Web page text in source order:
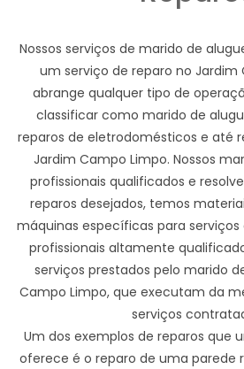
Nossos serviços de marido de
um serviço de reparo no Jardim
abrange qualquer tipo de
classificar como marido de
reparos de eletrodomésticos e até
Jardim Campo Limpo. Nossos
profissionais qualificados e
reparos desejados, temos
máquinas específicas para
profissionais altamente
serviços prestados pelo marido
Campo Limpo, que executam da
serviços
Um dos exemplos de reparos que
oferece é o reparo de uma parede